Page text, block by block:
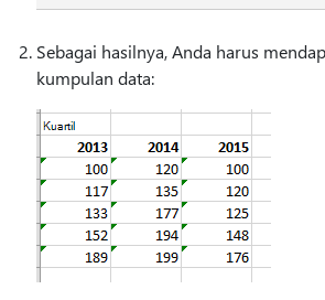
Sebagai hasilnya, Anda harus
kumpulan data: